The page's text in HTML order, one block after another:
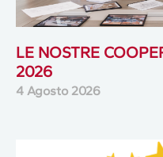
LE NOSTRE
2026
4 Agosto 2026